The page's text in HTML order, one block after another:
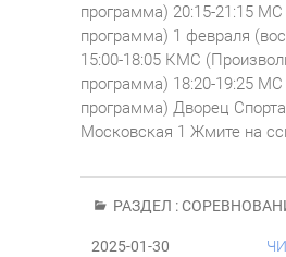
программа) 20:15-21:15 МС
программа) 1 февраля
15:00-18:05 КМС
программа) 18:20-19:25
программа) Дворец
Московская 1 Жмите на
РАЗДЕЛ :
2025-01-30